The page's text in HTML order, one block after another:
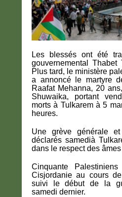
Les blessés ont été
gouvernemental
Plus tard, le ministère
a annoncé le martyre
Raafat Mehanna, 20
Shuwaika, portant
morts à Tulkarem à 5
heures.
Une grève générale
déclarés samedià
dans le respect des
Cinquante
Cisjordanie au cours
suivi le début de la
samedi dernier.